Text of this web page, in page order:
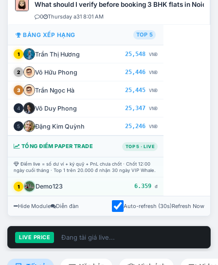
What should I verify before booking 3 BHK flats in Noida?
0 Thursday a31 8:01 AM
BẢNG XẾP HẠNG TOP 5
1 Trần Thị Hương 25,548 VNĐ
2 Võ Hữu Phong 25,446 VNĐ
3 Trần Ngọc Hà 25,445 VNĐ
4 Võ Duy Phong 25,347 VNĐ
5 Đặng Kim Quỳnh 25,246 VNĐ
TỔNG ĐIỂM PAPER TRADE TOP 5 · LIVE
Điểm live = số dư ví + ký quỹ + PnL chưa chốt · Chốt 12:00
ngày cuối tháng · Top 1 trên 20.000 đ nhận 30 ngày VIP Whale.
1 Demo123 6.359 đ
Hide Module Diễn đàn Auto-refresh (30s)Refresh Now
LIVE PRICE Đang tải giá live...